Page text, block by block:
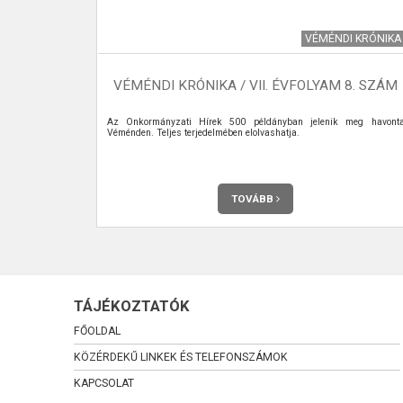
VÉMÉNDI KRÓNIKA
VÉMÉNDI KRÓNIKA / VII. ÉVFOLYAM 8. SZÁM
Az Önkormányzati Hírek 500 példányban jelenik meg havonta
Véménden. Teljes terjedelmében elolvashatja.
TOVÁBB
TÁJÉKOZTATÓK
FŐOLDAL
KÖZÉRDEKŰ LINKEK ÉS TELEFONSZÁMOK
KAPCSOLAT